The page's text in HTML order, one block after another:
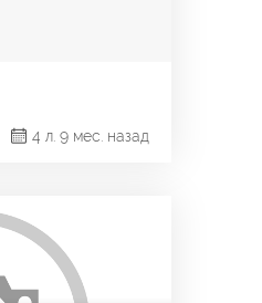
4 л. 9 мес. назад